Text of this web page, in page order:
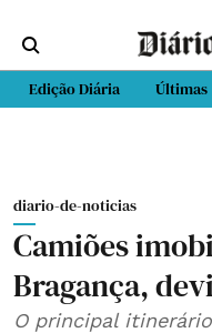
Edição Diária Últimas
diario-de-noticias
Camiões
Bragança,
O principal